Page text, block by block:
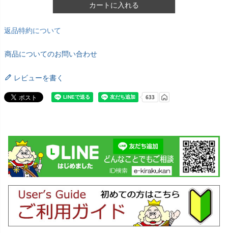
カートに入れる
返品特約について
商品についてのお問い合わせ
レビューを書く